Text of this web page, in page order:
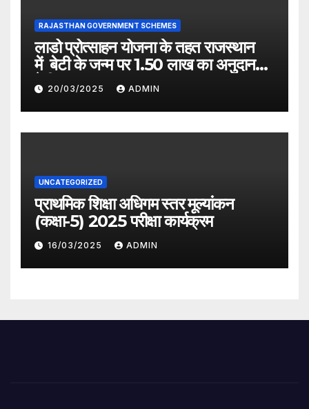
RAJASTHAN GOVERNMENT SCHEMES
लाडो प्रोत्साहन योजना के तहत राजस्थान
में बेटी के जन्म पर 1.50 लाख का अनुदान
देगी सरकार
20/03/2025 ADMIN
UNCATEGORIZED
प्राथमिक शिक्षा अधिगम स्तर मूल्यांकन
(कक्षा-5) 2025 परीक्षा कार्यक्रम
16/03/2025 ADMIN